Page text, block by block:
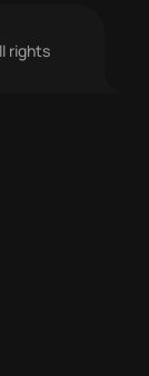
rights